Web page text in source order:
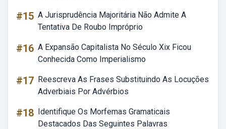
#15 A Jurisprudência Majoritária Não Admite A
Tentativa De Roubo Impróprio
#16 A Expansão Capitalista No Século Xix Ficou
Conhecida Como Imperialismo
#17 Reescreva As Frases Substituindo As Locuções
Adverbiais Por Advérbios
#18 Identifique Os Morfemas Gramaticais
Destacados Das Seguintes Palavras